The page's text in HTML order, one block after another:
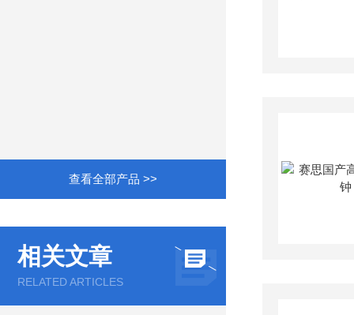
查看全部产品 >>
相关文章
RELATED ARTICLES